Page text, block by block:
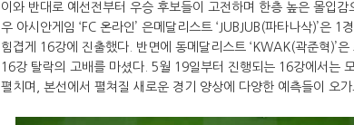
이와 반대로 예선전부터 우승 후보들이 고전하며 한층 높은 몰입
우 아시안게임 ‘FC 온라인’ 은메달리스트 ‘JUBJUB(파타나삭)’은
힘겹게 16강에 진출했다. 반면에 동메달리스트 ‘KWAK(곽준혁)’은
16강 탈락의 고배를 마셨다. 5월 19일부터 진행되는 16강에서는
펼치며, 본선에서 펼쳐질 새로운 경기 양상에 다양한 예측들이 오가